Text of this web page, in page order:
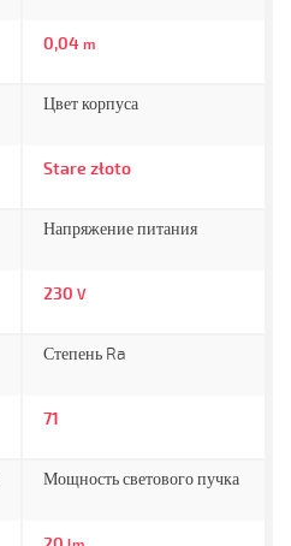
0,04 m
Цвет корпуса
Stare złoto
Напряжение питания
230 V
Степень Ra
71
Мощность светового пучка